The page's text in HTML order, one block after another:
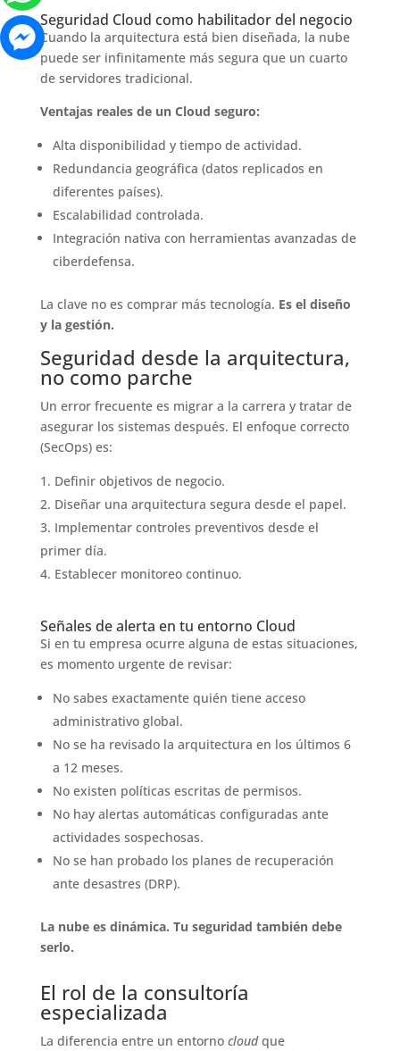
Seguridad Cloud como habilitador del negocio
Cuando la arquitectura está bien diseñada, la nube
puede ser infinitamente más segura que un cuarto
de servidores tradicional.
Ventajas reales de un Cloud seguro:
Alta disponibilidad y tiempo de actividad.
Redundancia geográfica (datos replicados en
diferentes países).
Escalabilidad controlada.
Integración nativa con herramientas avanzadas de
ciberdefensa.
La clave no es comprar más tecnología. Es el diseño
y la gestión.
Seguridad desde la arquitectura,
no como parche
Un error frecuente es migrar a la carrera y tratar de
asegurar los sistemas después. El enfoque correcto
(SecOps) es:
Definir objetivos de negocio.
Diseñar una arquitectura segura desde el papel.
Implementar controles preventivos desde el
primer día.
Establecer monitoreo continuo.
Señales de alerta en tu entorno Cloud
Si en tu empresa ocurre alguna de estas situaciones,
es momento urgente de revisar:
No sabes exactamente quién tiene acceso
administrativo global.
No se ha revisado la arquitectura en los últimos 6
a 12 meses.
No existen políticas escritas de permisos.
No hay alertas automáticas configuradas ante
actividades sospechosas.
No se han probado los planes de recuperación
ante desastres (DRP).
La nube es dinámica. Tu seguridad también debe
serlo.
El rol de la consultoría
especializada
La diferencia entre un entorno cloudque